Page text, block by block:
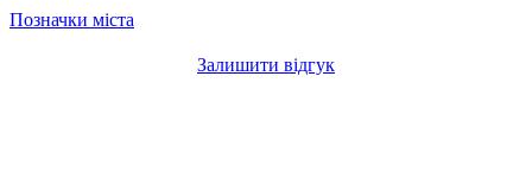
Позначки міста
Залишити відгук